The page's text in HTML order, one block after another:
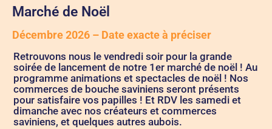
Marché de Noël
Décembre 2026 – Date exacte à préciser
Retrouvons nous le vendredi soir pour la grande
soirée de lancement de notre 1er marché de noël ! Au
programme animations et spectacles de noël ! Nos
commerces de bouche saviniens seront présents
pour satisfaire vos papilles ! Et RDV les samedi et
dimanche avec nos créateurs et commerces
saviniens, et quelques autres aubois.